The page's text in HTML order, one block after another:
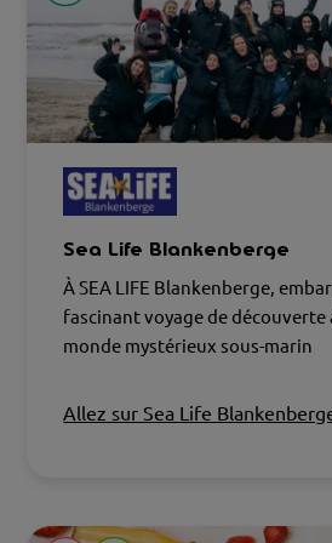
Sea Life Blankenberge
À SEA LIFE Blankenberge,
fascinant voyage de découverte
monde mystérieux sous-marin
Allez sur Sea Life